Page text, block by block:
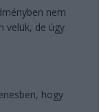
nem
velük, de úgy
hogy